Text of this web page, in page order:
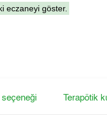
eczaneyi göster.
seçeneği Terapötik